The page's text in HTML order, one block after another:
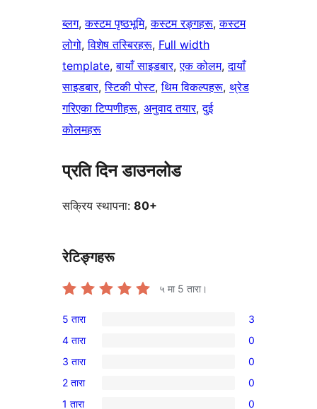
ब्लग, कस्टम पृष्ठभूमि, कस्टम रङ्गहरू, कस्टम
लोगो, विशेष तस्बिरहरू, Full width
template, बायाँ साइडबार, एक कोलम, दायाँ
साइडबार, स्टिकी पोस्ट, थिम विकल्पहरू, थ्रेड
गरिएका टिप्पणीहरू, अनुवाद तयार, दुई
कोलमहरू
प्रति दिन डाउनलोड
सक्रिय स्थापना: 80+
रेटिङ्गहरू
५ मा 5 तारा।
3
5-
तारा
समीक्षाहरू
5 तारा 3
0
4-
तारा
समीक्षाहरू
4 तारा 0
0
3-
तारा
3 तारा 0
0
2 तारा 0
1 तारा 0